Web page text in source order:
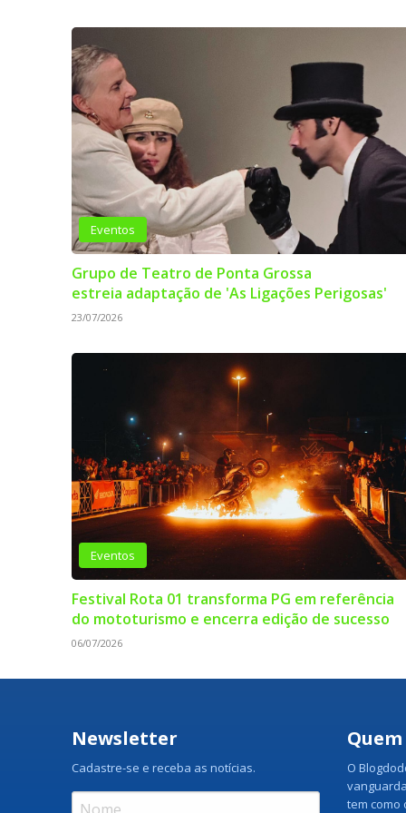
Eventos
Grupo de Teatro de Ponta Grossa
estreia adaptação de 'As Ligações Perigosas'
23/07/2026
Eventos
Festival Rota 01 transforma PG em referência
do mototurismo e encerra edição de sucesso
06/07/2026
Newsletter
Cadastre-se e receba as notícias.
O
tem como